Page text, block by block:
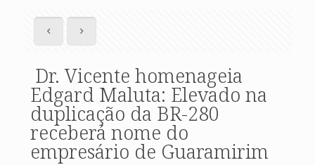
Dr. Vicente homenageia
Edgard Maluta: Elevado na
duplicação da BR-280
receberá nome do
empresário de Guaramirim